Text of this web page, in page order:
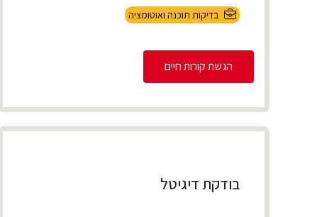
בדיקות תוכנה ואוטומציה
הגשת קורות חיים
בודקת דיגיטל